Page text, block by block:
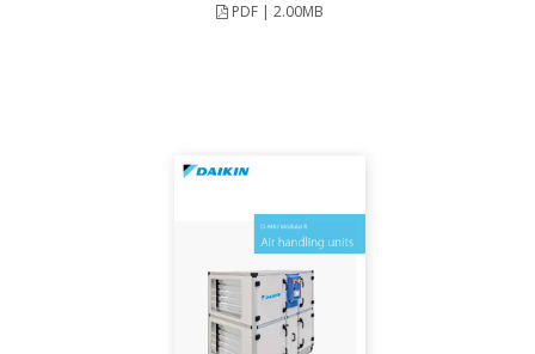
PDF | 2.00MB